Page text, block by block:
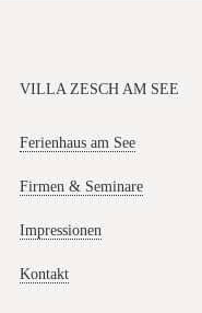
VILLA ZESCH AM SEE
Ferienhaus am See
Firmen & Seminare
Impressionen
Kontakt